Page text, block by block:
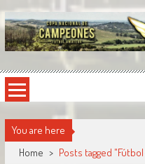
to
content
Copa Nacional de
El torneo semestral que reúne a los
You are here
Home > Posts tagged "Fútbol